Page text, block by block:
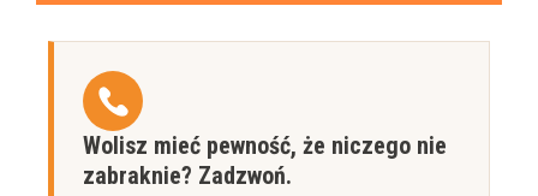
Wolisz mieć pewność, że niczego nie
zabraknie? Zadzwoń.